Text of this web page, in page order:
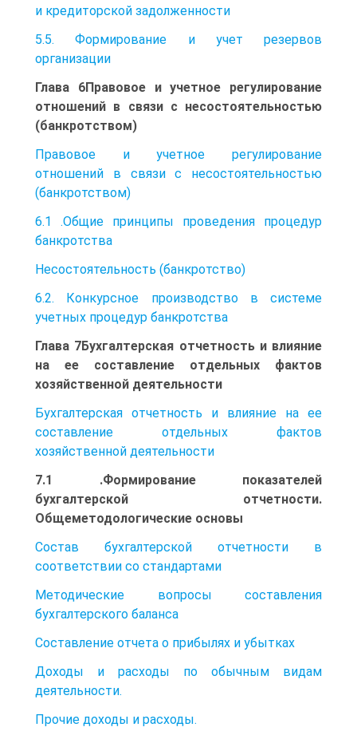
и кредиторской задолженности
5.5. Формирование и учет резервов
организации
Глава 6Правовое и учетное регулирование
отношений в связи с несостоятельностью
(банкротством)
Правовое и учетное регулирование
отношений в связи с несостоятельностью
(банкротством)
6.1 .Общие принципы проведения процедур
банкротства
Несостоятельность (банкротство)
6.2. Конкурсное производство в системе
учетных процедур банкротства
Глава 7Бухгалтерская отчетность и влияние
на ее составление отдельных фактов
хозяйственной деятельности
Бухгалтерская отчетность и влияние на ее
составление отдельных фактов
хозяйственной деятельности
7.1 .Формирование показателей
бухгалтерской отчетности.
Общеметодологические основы
Состав бухгалтерской отчетности в
соответствии со стандартами
Методические вопросы составления
бухгалтерского баланса
Составление отчета о прибылях и убытках
Доходы и расходы по обычным видам
деятельности.
Прочие доходы и расходы.